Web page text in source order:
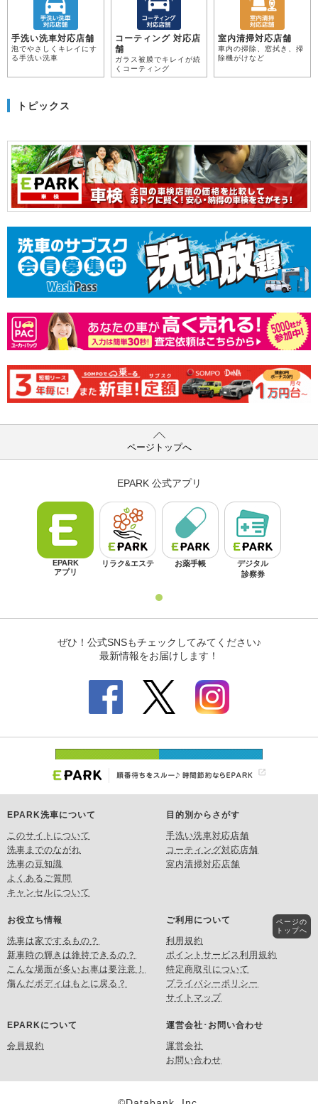
手洗い洗車対応店舗
泡でやさしくキレイにす
る手洗い洗車
コーティング 対応店
舗
ガラス被膜でキレイが続
くコーティング
室内清掃対応店舗
車内の掃除、窓拭き、掃
除機がけなど
トピックス
ページトップへ
EPARK洗車について
このサイトについて
洗車までのながれ
洗車の豆知識
よくあるご質問
キャンセルについて
目的別からさがす
手洗い洗車対応店舗
コーティング対応店舗
室内清掃対応店舗
お役立ち情報
洗車は家でするもの？
新車時の輝きは維持できるの？
こんな場面が多いお車は要注意！
傷んだボディはもとに戻る？
ご利用について
利用規約
ポイントサービス利用規約
特定商取引について
プライバシーポリシー
サイトマップ
EPARKについて
会員規約
運営会社･お問い合わせ
運営会社
お問い合わせ
ページの
トップへ